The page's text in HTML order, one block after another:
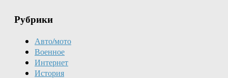
Рубрики
Авто/мото
Военное
Интернет
История